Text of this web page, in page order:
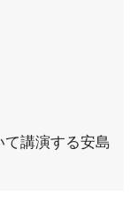
て講演する安島